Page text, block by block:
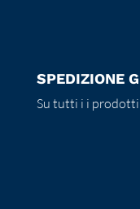
SPEDIZIONE
Su tutti i i prodotti